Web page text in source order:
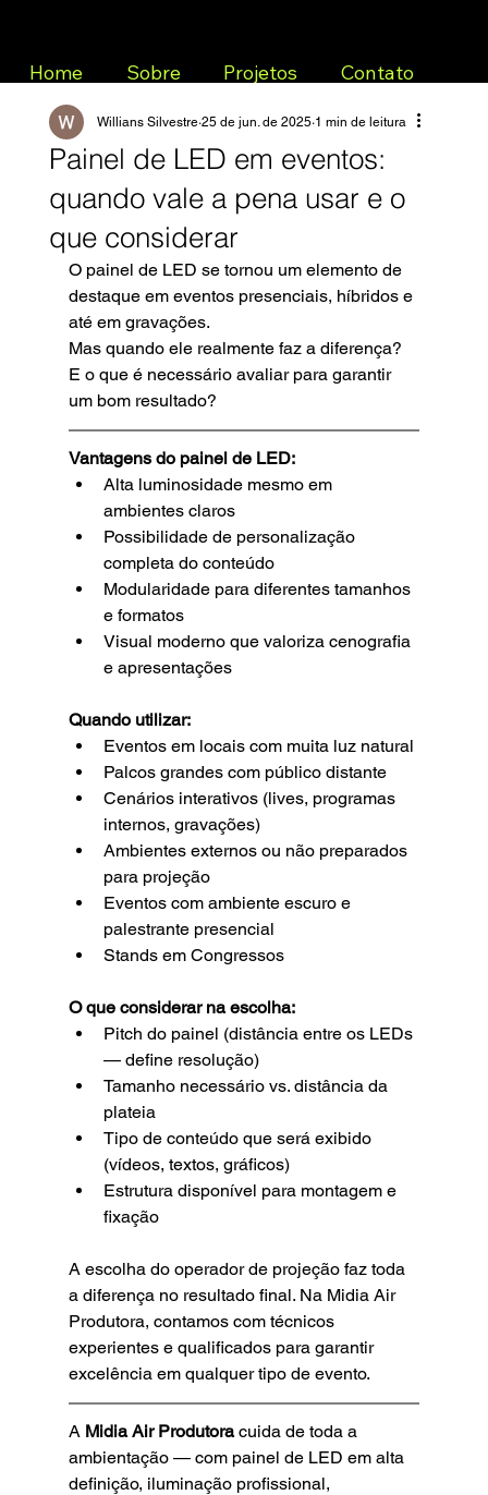
Home Sobre Projetos Contato
Painel de LED em eventos:
quando vale a pena usar e o
que considerar
Willians Silvestre 25 de jun. de 2025 1 min de leitura
O painel de LED se tornou um elemento de
destaque em eventos presenciais, híbridos e
até em gravações.
Mas quando ele realmente faz a diferença?
E o que é necessário avaliar para garantir
um bom resultado?
Vantagens do painel de LED:
Alta luminosidade mesmo em
ambientes claros
Possibilidade de personalização
completa do conteúdo
Modularidade para diferentes tamanhos
e formatos
Visual moderno que valoriza cenografia
e apresentações
Quando utilizar:
Eventos em locais com muita luz natural
Palcos grandes com público distante
Cenários interativos (lives, programas
internos, gravações)
Ambientes externos ou não preparados
para projeção
Eventos com ambiente escuro e
palestrante presencial
Stands em Congressos
O que considerar na escolha:
Pitch do painel (distância entre os LEDs
— define resolução)
Tamanho necessário vs. distância da
plateia
Tipo de conteúdo que será exibido
(vídeos, textos, gráficos)
Estrutura disponível para montagem e
fixação
A escolha do operador de projeção faz toda
a diferença no resultado final. Na Midia Air
Produtora, contamos com técnicos
experientes e qualificados para garantir
excelência em qualquer tipo de evento.
A Midia Air Produtora cuida de toda a
ambientação — com painel de LED em alta
definição, iluminação profissional,